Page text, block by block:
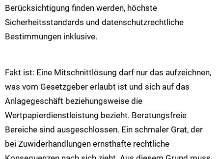
Berücksichtigung finden werden, höchste
Sicherheitsstandards und datenschutzrechtliche
Bestimmungen inklusive.
Fakt ist: Eine Mitschnittlösung darf nur das aufzeichnen,
was vom Gesetzgeber erlaubt ist und sich auf das
Anlagegeschäft beziehungsweise die
Wertpapierdienstleistung bezieht. Beratungsfreie
Bereiche sind ausgeschlossen. Ein schmaler Grat, der
bei Zuwiderhandlungen ernsthafte rechtliche